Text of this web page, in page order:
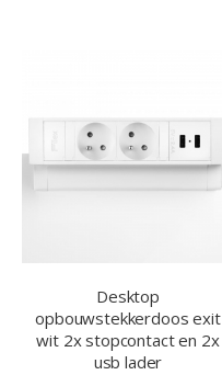
Desktop
opbouwstekkerdoos exit
wit 2x stopcontact en 2x
usb lader